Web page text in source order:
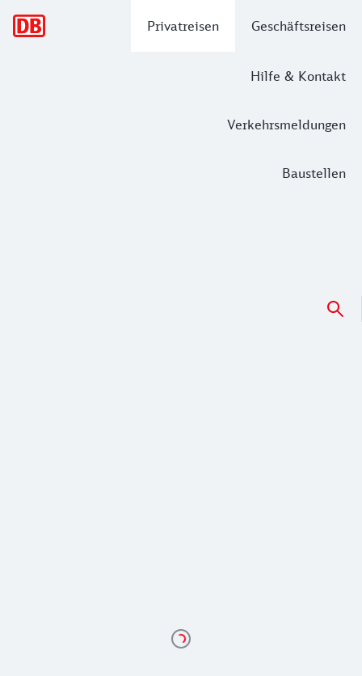
Privatreisen Geschäftsreisen
Hilfe & Kontakt
Verkehrsmeldungen
Baustellen